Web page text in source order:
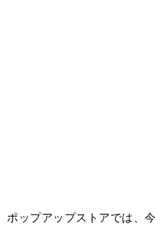
ポップアップストアでは、